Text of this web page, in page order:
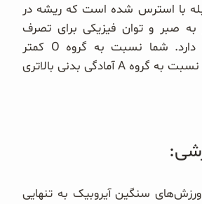
با استرس شده است که ریشه در
به صبر و توان فیزیکی برای تصرف
سرزمین‌های جدید دارد. شما نسبت به گروه O کمتر
مجادله‌گر هستید و نسبت به گروه A آمادگی بدنی بالاتری
ورزش‌های سنگین آیروبیک به تنهایی